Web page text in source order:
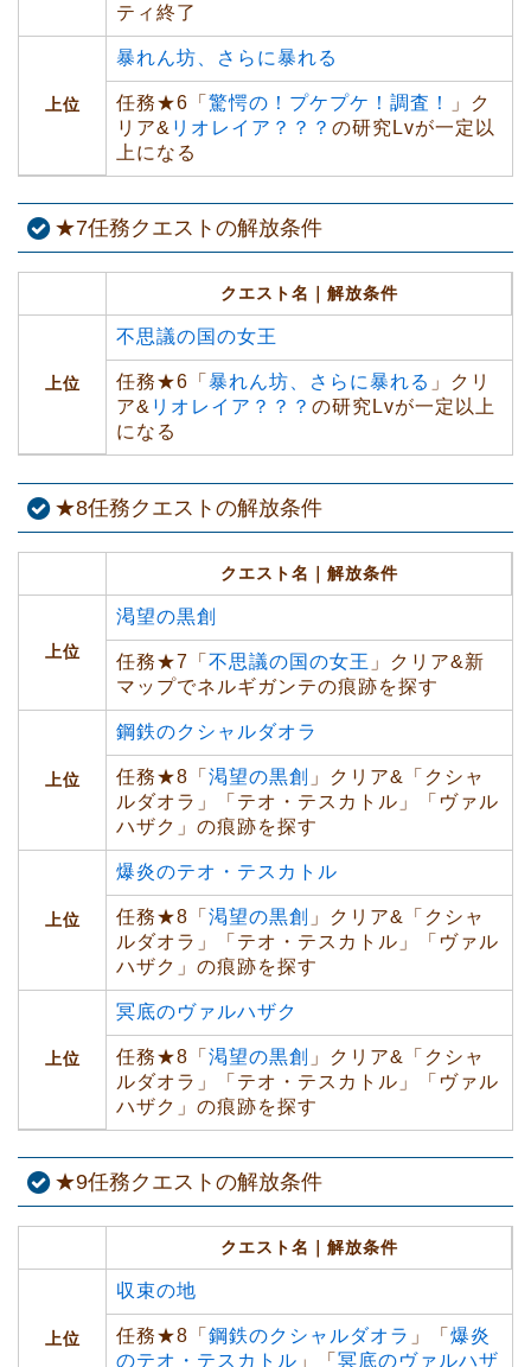
ティ終了
上位
暴れん坊、さらに暴れる
任務★6「 驚愕の！プケプケ！調査！
」ク
リア& リオレイア？？？ の研究Lvが一定以
上になる
★7任務クエストの解放条件
クエスト名｜解放条件
上位
不思議の国の女王
任務★6「 暴れん坊、さらに暴れる 」クリ
ア& リオレイア？？？ の研究Lvが一定以上
になる
★8任務クエストの解放条件
クエスト名｜解放条件
上位
渇望の黒創
任務★7「 不思議の国の女王 」クリア&新
マップでネルギガンテの痕跡を探す
上位
鋼鉄のクシャルダオラ
任務★8「 渇望の黒創 」クリア&「クシャ
ルダオラ」「テオ・テスカトル」「ヴァル
ハザク」の痕跡を探す
上位
爆炎のテオ・テスカトル
任務★8「 渇望の黒創 」クリア&「クシャ
ルダオラ」「テオ・テスカトル」「ヴァル
ハザク」の痕跡を探す
上位
冥底のヴァルハザク
任務★8「 渇望の黒創 」クリア&「クシャ
ルダオラ」「テオ・テスカトル」「ヴァル
ハザク」の痕跡を探す
★9任務クエストの解放条件
クエスト名｜解放条件
上位
収束の地
任務★8「 鋼鉄のクシャルダオラ 」「 爆炎
のテオ・テスカトル 」「 冥底のヴァルハザ